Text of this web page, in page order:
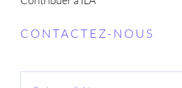
CONTACTEZ-NOUS